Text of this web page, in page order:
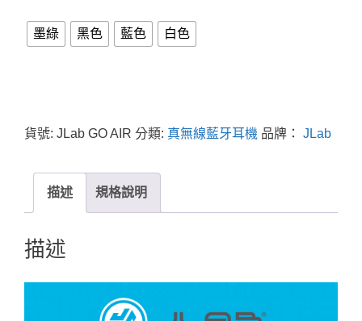
墨綠 黑色 藍色 白色
貨號: JLab GO AIR 分類: 真無線藍牙耳機 品牌： JLab
描述 規格說明
描述